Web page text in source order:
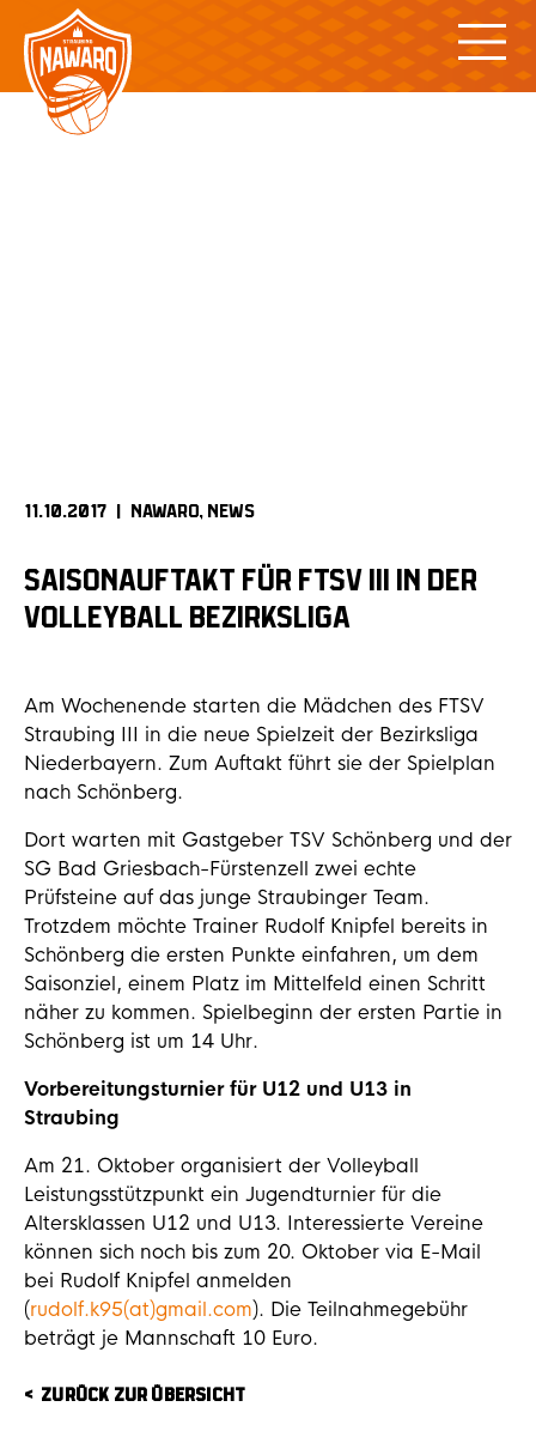
content
11.10.2017 | NAWARO NEWS
SAISONAUFTAKT FÜR FTSV III IN DER
VOLLEYBALL BEZIRKSLIGA
Am Wochenende starten die Mädchen des FTSV
Straubing III in die neue Spielzeit der Bezirksliga
Niederbayern. Zum Auftakt führt sie der Spielplan
nach Schönberg.
Dort warten mit Gastgeber TSV Schönberg und der
SG Bad Griesbach-Fürstenzell zwei echte
Prüfsteine auf das junge Straubinger Team.
Trotzdem möchte Trainer Rudolf Knipfel bereits in
Schönberg die ersten Punkte einfahren, um dem
Saisonziel, einem Platz im Mittelfeld einen Schritt
näher zu kommen. Spielbeginn der ersten Partie in
Schönberg ist um 14 Uhr.
Vorbereitungsturnier für U12 und U13 in
Straubing
Am 21. Oktober organisiert der Volleyball
Leistungsstützpunkt ein Jugendturnier für die
Altersklassen U12 und U13. Interessierte Vereine
können sich noch bis zum 20. Oktober via E-Mail
bei Rudolf Knipfel anmelden
(rudolf.k95(at)gmail.com). Die Teilnahmegebühr
beträgt je Mannschaft 10 Euro.
ZURÜCK ZUR ÜBERSICHT